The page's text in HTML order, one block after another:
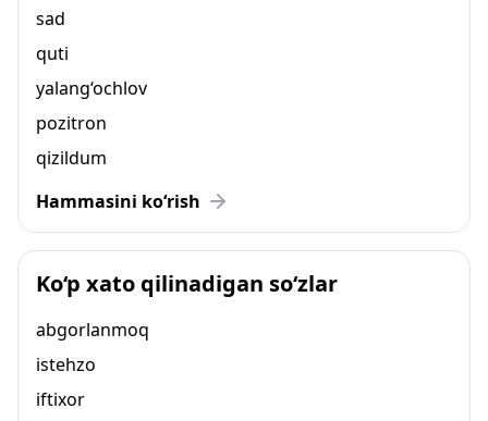
sad
quti
yalang‘ochlov
pozitron
qizildum
Hammasini ko‘rish
Ko‘p xato qilinadigan so‘zlar
abgorlanmoq
istehzo
iftixor